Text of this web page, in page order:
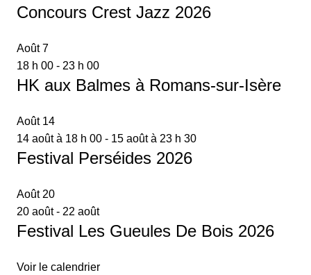
Concours Crest Jazz 2026
Août7
18 h 00- 23 h 00
HK aux Balmes à Romans-sur-Isère
Août 14
14 août à 18 h 00- 15 août à 23 h 30
Festival Perséides 2026
Août 20
20 août- 22 août
Festival Les Gueules De Bois 2026
Voir le calendrier